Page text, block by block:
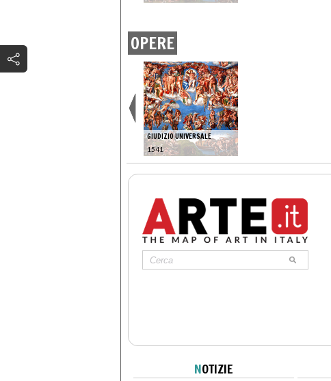
OPERE
GIUDIZIO UNIVERSALE
1541
NOTIZIE